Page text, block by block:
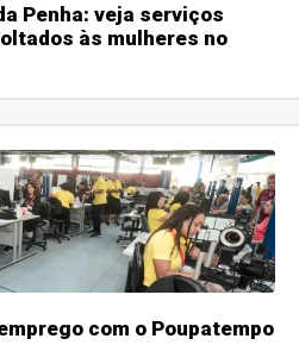
Penha: veja serviços
às mulheres no
com o Poupatempo